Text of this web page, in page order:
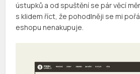
ústupků a od spuštění se pár věcí
s klidem říct, že pohodlněji se mi
eshopu nenakupuje.